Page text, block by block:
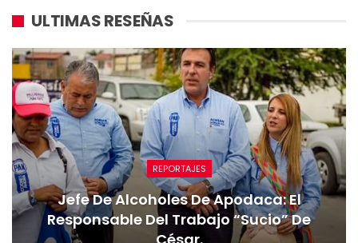
ULTIMAS RESEÑAS
REPORTAJES
Jefe De Alcoholes De Apodaca: El
Responsable Del Trabajo “sucio” De